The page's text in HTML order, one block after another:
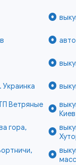
Украинка
Ветряные
Киев
гора,